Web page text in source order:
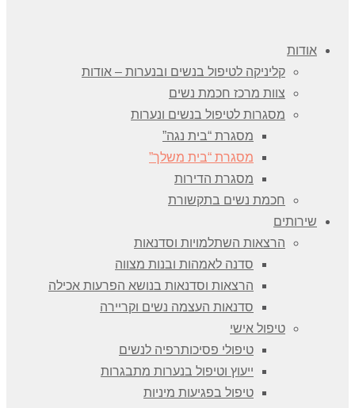
אודות
קליניקה לטיפול בנשים ובנערות – אודות
צוות מרכז חכמת נשים
מסגרות לטיפול בנשים ונערות
מסגרת “בית נגה”
מסגרת “בית משלך”
מסגרת הדירות
חכמת נשים בתקשורת
שירותים
הרצאות השתלמויות וסדנאות
סדנה לאמהות ובנות מצווה
הרצאות וסדנאות בנושא הפרעות אכילה
סדנאות העצמה נשים וקריירה
טיפול אישי
טיפולי פסיכותרפיה לנשים
ייעוץ וטיפול בנערות מתבגרות
טיפול בפגיעות מיניות